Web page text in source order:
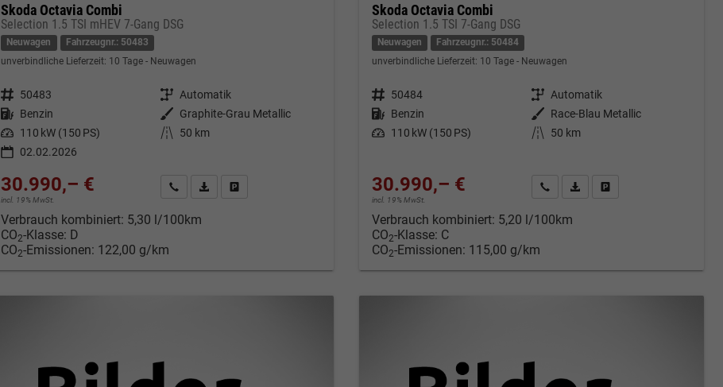
Skoda Octavia Combi
Selection 1.5 TSI mHEV 7-Gang DSG
Neuwagen
Fahrzeugnr.: 50483
unverbindliche Lieferzeit: 10 Tage Neuwagen
Fahrzeugnr. 50483 Getriebe Automatik
Kraftstoff Benzin Außenfarbe Graphite-Grau Metallic
Leistung 110 kW (150 PS) Kilometerstand
50 km
02.02.2026
30.990,– €
incl. 19% MwSt.
Kontakt & Angebot anfordern
PDF-Datei, Fahrzeugexposé drucken
Fahrzeug merken/Expose drucken
Verbrauch kombiniert: 5,30 l/100km
CO2-Klasse: D
CO2-Emissionen: 122,00 g/km
Skoda Octavia Combi
Selection 1.5 TSI 7-Gang DSG
Neuwagen
Fahrzeugnr.: 50484
unverbindliche Lieferzeit: 10 Tage Neuwagen
Fahrzeugnr. 50484 Getriebe Automatik
Kraftstoff Benzin Außenfarbe Race-Blau Metallic
Leistung 110 kW (150 PS) Kilometerstand 50 km
30.990,– €
incl. 19% MwSt.
Kontakt & Angebot anfordern
PDF-Datei, Fahrzeugexposé
Fahrzeug merken/Expose
Verbrauch kombiniert: 5,20 l/100km
CO2-Klasse: C
CO2-Emissionen: 115,00 g/km